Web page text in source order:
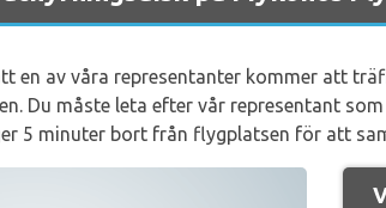
en av våra representanter kommer att
Du måste leta efter vår representant
5 minuter bort från flygplatsen för att